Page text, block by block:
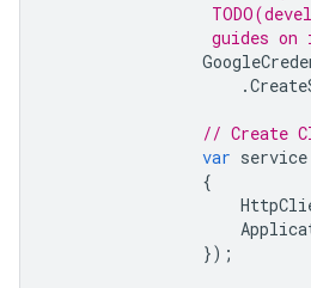
guides on
.
// Create
var service
{
});